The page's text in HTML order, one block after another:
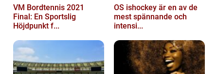
VM Bordtennis 2021
Final: En Sportslig
Höjdpunkt f...
OS ishockey är en av de
mest spännande och
intensi...